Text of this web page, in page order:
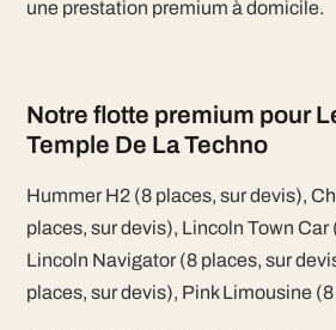
une prestation premium à domicile.
Notre flotte premium pour
Temple De La Techno
Hummer H2 (8 places, sur devis),
places, sur devis), Lincoln Town Car
Lincoln Navigator (8 places, sur
places, sur devis), Pink Limousine